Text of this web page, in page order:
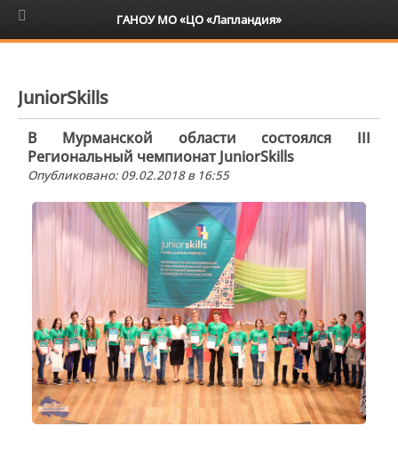
6+
JuniorSkills
В Мурманской области состоялся III
Региональный чемпионат JuniorSkills
Опубликовано: 09.02.2018 в 16:55
ГАНОУ МО «ЦО «Лапландия»